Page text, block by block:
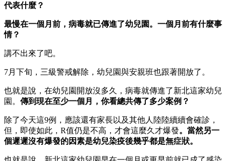
代表什麼？
最慢在一個月前，病毒就已傳進了幼兒園。一個月前有什麼事
情？
講不出來了吧。
7月下旬，三級警戒解除，幼兒園與安親班也跟著開放了。
也就是說，在幼兒園開放沒多久，病毒就傳進了新北這家幼兒
園。 傳到現在至少一個月，你看總共傳了多少案例？
除了今天這9例，應該還有家長以及其他人陸陸續續會確診，
但，即使如此，R值仍是不高，才會這麼久才爆發。當然另一
個遲遲沒有爆發的因素是幼兒染疫後幾乎都是無症狀。